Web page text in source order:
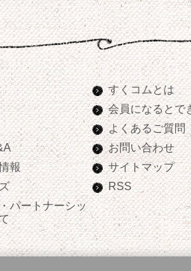
報
パートナーシッ
すくコムとは
会員になるとで
よくあるご質問
お問い合わせ
サイトマップ
RSS